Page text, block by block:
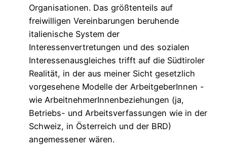
Organisationen. Das größtenteils auf
freiwilligen Vereinbarungen beruhende
italienische System der
Interessenvertretungen und des sozialen
Interessenausgleiches trifft auf die Südtiroler
Realität, in der aus meiner Sicht gesetzlich
vorgesehene Modelle der ArbeitgeberInnen -
wie ArbeitnehmerInnenbeziehungen (ja,
Betriebs- und Arbeitsverfassungen wie in der
Schweiz, in Österreich und der BRD)
angemessener wären.